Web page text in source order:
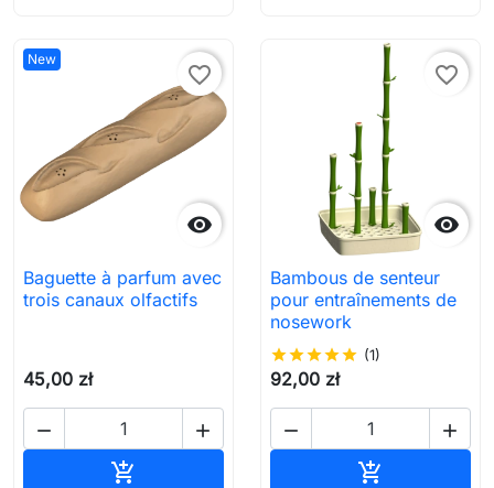
New

favorite_border
Baguette à parfum avec
trois canaux olfactifs
45,00 zł
 


favorite_border
Bambous de senteur
pour entraînements de
nosework
starstarstarstarstar (1)
92,00 zł
 
